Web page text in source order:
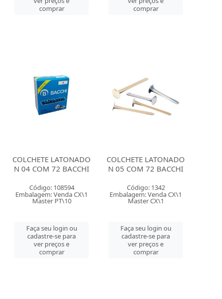
comprar
comprar
COLCHETE LATONADO
N 04 COM 72 BACCHI
Código: 108594
Embalagem: Venda CX\1
Master PT\10
Faça seu login ou
cadastre-se para
ver preços e
comprar
COLCHETE LATONADO
N 05 COM 72 BACCHI
Código: 1342
Embalagem: Venda CX\1
Master CX\1
Faça seu login ou
cadastre-se para
ver preços e
comprar